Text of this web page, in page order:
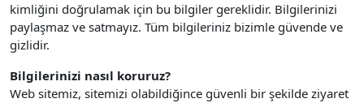
kimliğini doğrulamak için bu bilgiler gereklidir. Bilgilerinizi
paylaşmaz ve satmayız. Tüm bilgileriniz bizimle güvende ve
gizlidir.
Bilgilerinizi nasıl koruruz?
Web sitemiz, sitemizi olabildiğince güvenli bir şekilde ziyaret